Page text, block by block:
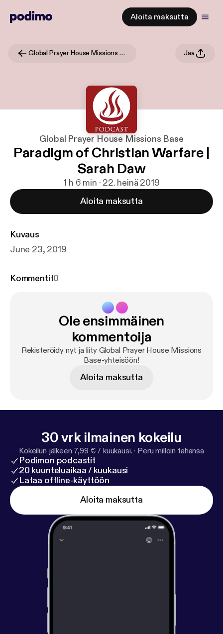
Aloita maksutta
Global Prayer House Missions Base Jaa
Global Prayer House Missions Base
Paradigm of Christian Warfare |
Sarah Daw
1 h 6 min · 22. heinä 2019
Aloita maksutta
Kuvaus
June 23, 2019
Kommentit0
Ole ensimmäinen
kommentoija
Rekisteröidy nyt ja liity Global Prayer House Missions
Base-yhteisöön!
Aloita maksutta
30 vrk ilmainen kokeilu
Kokeilun jälkeen 7,99 € / kuukausi. · Peru milloin tahansa
Podimon podcastit
20 kuunteluaikaa / kuukausi
Lataa offline-käyttöön
Aloita maksutta